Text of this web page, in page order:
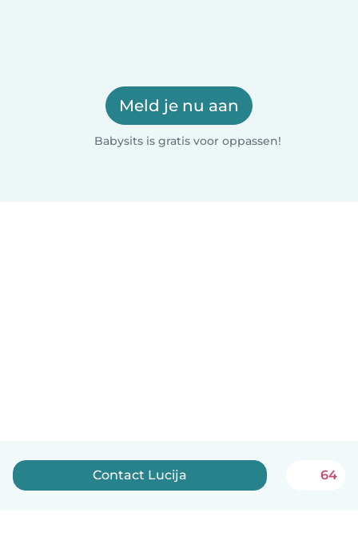
Meld je nu aan
Babysits is gratis voor oppassen!
Contact Lucija 64